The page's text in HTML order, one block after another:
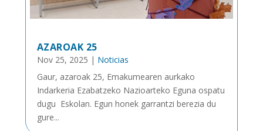
AZAROAK 25
Nov 25, 2025 | Noticias
Gaur, azaroak 25, Emakumearen aurkako
Indarkeria Ezabatzeko Nazioarteko Eguna ospatu
dugu Eskolan. Egun honek garrantzi berezia du
gure...